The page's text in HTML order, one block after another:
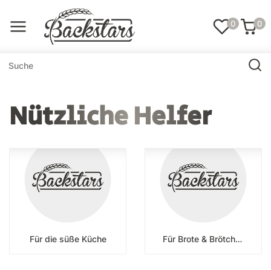
0 0
Nützliche Helfer
Für die süße Küche Für Brote & Brötchen